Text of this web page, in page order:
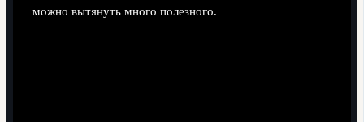
можно вытянуть много полезного.